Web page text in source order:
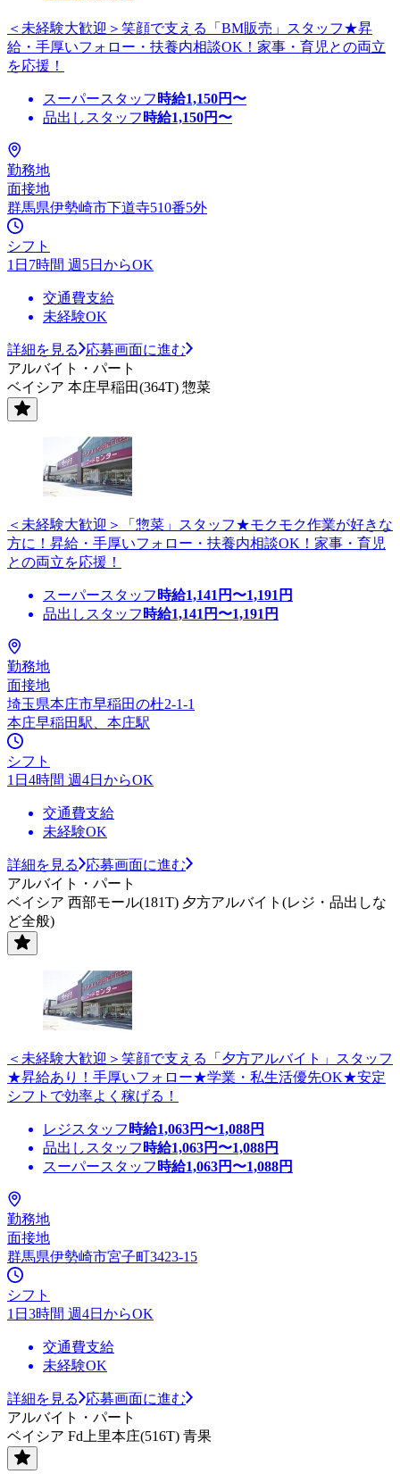
＜未経験大歓迎＞笑顔で支える「BM販売」スタッフ★昇
給・手厚いフォロー・扶養内相談OK！家事・育児との両立
を応援！
スーパースタッフ 時給1,150円〜
品出しスタッフ 時給1,150円〜
勤務地
面接地
群馬県伊勢崎市下道寺510番5外
シフト
1日7時間 週5日からOK
交通費支給
未経験OK
詳細を見る
応募画面に進む
アルバイト・パート
ベイシア 本庄早稲田(364T) 惣菜
＜未経験大歓迎＞「惣菜」スタッフ★モクモク作業が好きな
方に！昇給・手厚いフォロー・扶養内相談OK！家事・育児
との両立を応援！
スーパースタッフ 時給1,141 円〜1,191 円
品出しスタッフ 時給1,141 円〜1,191 円
勤務地
面接地
埼玉県本庄市早稲田の杜2-1-1
本庄早稲田駅、本庄駅
シフト
1日4時間 週4日からOK
交通費支給
未経験OK
詳細を見る
応募画面に進む
アルバイト・パート
ベイシア 西部モール(181T) 夕方アルバイト(レジ・品出しな
ど全般)
＜未経験大歓迎＞笑顔で支える「夕方アルバイト」スタッフ
★昇給あり！手厚いフォロー★学業・私生活優先OK★安定
シフトで効率よく稼げる！
レジスタッフ 時給1,063円〜1,088円
品出しスタッフ 時給1,063円〜1,088円
スーパースタッフ 時給1,063円〜1,088円
勤務地
面接地
群馬県伊勢崎市宮子町3423-15
シフト
1日3時間 週4日からOK
交通費支給
未経験OK
詳細を見る
応募画面に進む
アルバイト・パート
ベイシア Fd上里本庄(516T) 青果